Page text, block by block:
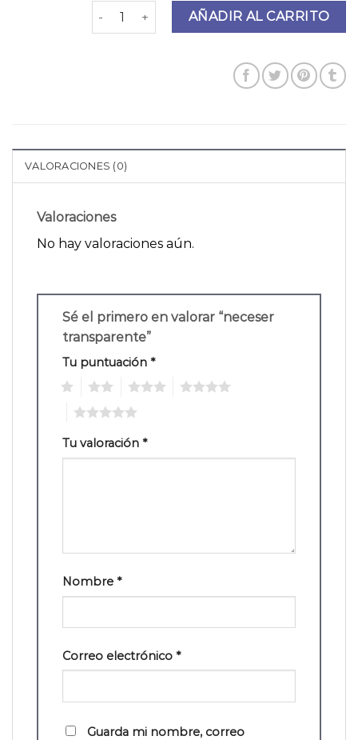
neceser transparente cantidad
AÑADIR AL CARRITO
VALORACIONES (0)
Valoraciones
No hay valoraciones aún.
Sé el primero en valorar “neceser
transparente”
Tu puntuación *
Tu valoración *
Nombre *
Correo electrónico *
Guarda mi nombre, correo